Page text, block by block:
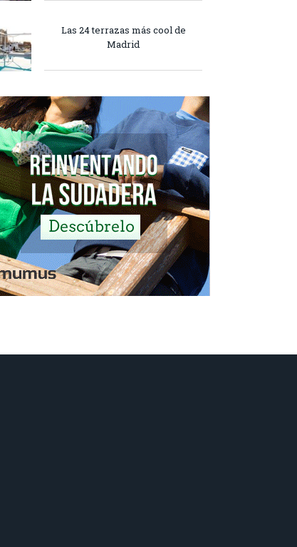
Las 24 terrazas más cool de
Madrid